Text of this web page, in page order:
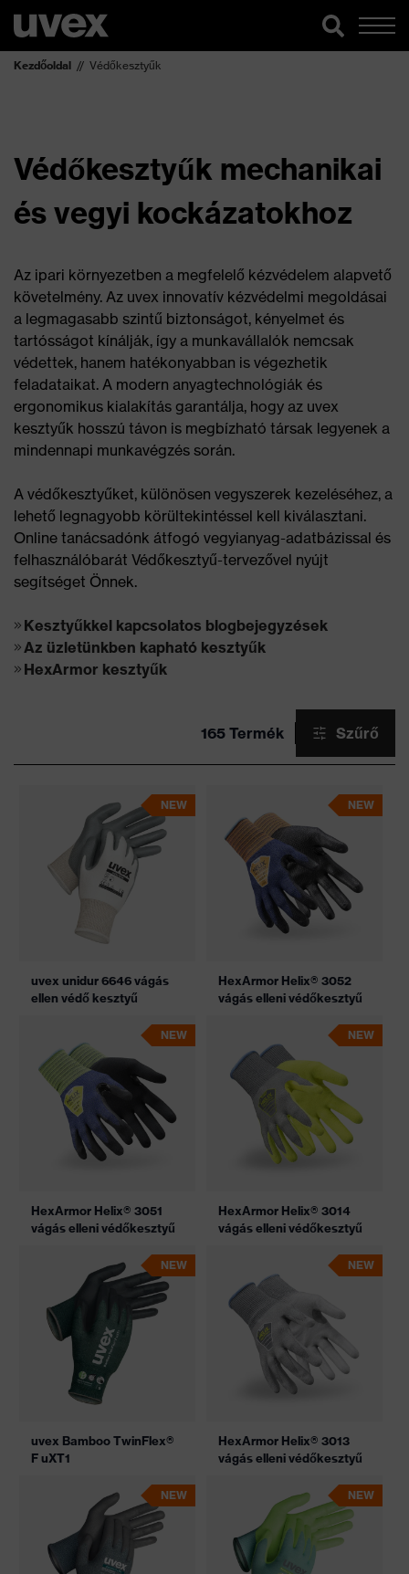
Kezdőoldal Védőkesztyűk
Védőkesztyűk mechanikai
és vegyi kockázatokhoz
Az ipari környezetben a megfelelő kézvédelem alapvető
követelmény. Az uvex innovatív kézvédelmi megoldásai
a legmagasabb szintű biztonságot, kényelmet és
tartósságot kínálják, így a munkavállalók nemcsak
védettek, hanem hatékonyabban is végezhetik
feladataikat. A modern anyagtechnológiák és
ergonomikus kialakítás garantálja, hogy az uvex
kesztyűk hosszú távon is megbízható társak legyenek a
mindennapi munkavégzés során.
A védőkesztyűket, különösen vegyszerek kezeléséhez, a
lehető legnagyobb körültekintéssel kell kiválasztani.
Online tanácsadónk átfogó vegyianyag-adatbázissal és
felhasználóbarát Védőkesztyű-tervezővel nyújt
segítséget Önnek.
Kesztyűkkel kapcsolatos blogbejegyzések
Az üzletünkben kapható kesztyűk
HexArmor kesztyűk
165 Termék Szűrő
NEW
uvex unidur 6646 vágás
ellen védő kesztyű
NEW
HexArmor Helix® 3052
vágás elleni védőkesztyű
NEW
HexArmor Helix® 3051
vágás elleni védőkesztyű
NEW
HexArmor Helix® 3014
vágás elleni védőkesztyű
NEW
uvex Bamboo TwinFlex®
F uXT1
NEW
HexArmor Helix® 3013
vágás elleni védőkesztyű
NEW NEW